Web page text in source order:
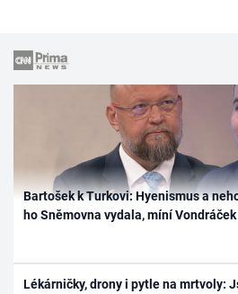
Bartošek k Turkovi: Hyenismus a
ho Sněmovna vydala, míní Vondráček
Lékárničky, drony i pytle na mrtvoly: